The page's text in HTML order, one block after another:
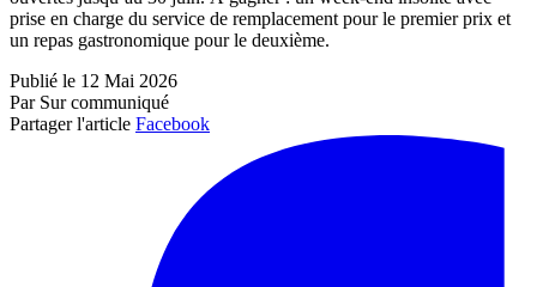
prise en charge du service de remplacement pour le premier prix et
un repas gastronomique pour le deuxième.
Publié le 12 Mai 2026
Par Sur communiqué
Partager l'article Facebook